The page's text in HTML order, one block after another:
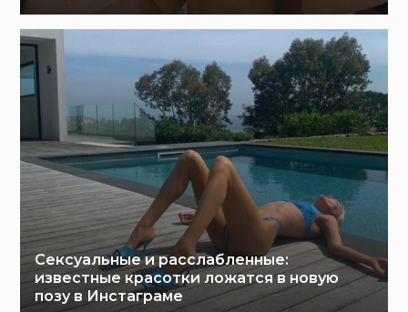
Сексуальные и расслабленные:
известные красотки ложатся в новую
позу в Инстаграме